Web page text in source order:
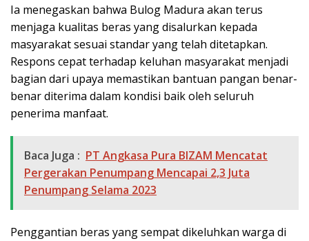
Ia menegaskan bahwa Bulog Madura akan terus
menjaga kualitas beras yang disalurkan kepada
masyarakat sesuai standar yang telah ditetapkan.
Respons cepat terhadap keluhan masyarakat menjadi
bagian dari upaya memastikan bantuan pangan benar-
benar diterima dalam kondisi baik oleh seluruh
penerima manfaat.
Baca Juga : PT Angkasa Pura BIZAM Mencatat
Pergerakan Penumpang Mencapai 2,3 Juta
Penumpang Selama 2023
Penggantian beras yang sempat dikeluhkan warga di